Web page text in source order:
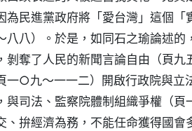
為民進黨政府將「愛台灣」這個「
八八）。於是，如同石之瑜論述
奪了人民的新聞言論自由（頁九
一○九～一一二）開啟行政院與立
司法、監察院體制組織爭權（頁
拚經濟為務，不能任命獲得國會